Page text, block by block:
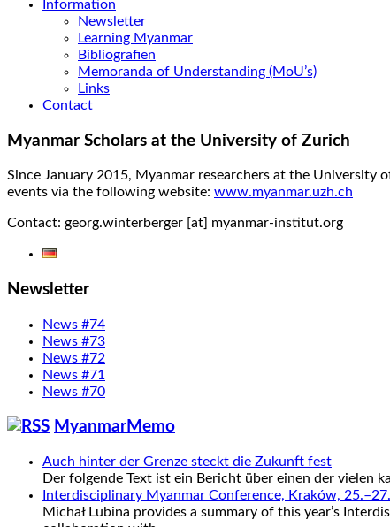
Information
Newsletter
Learning Myanmar
Bibliografien
Memoranda of Understanding (MoU’s)
Links
Contact
Myanmar Scholars at the University of Zurich
Since January 2015, Myanmar researchers at the University
events via the following website: www.myanmar.uzh.ch
Contact: georg.winterberger [at] myanmar-institut.org
Newsletter
News #74
News #73
News #72
News #71
News #70
MyanmarMemo
Auch hinter der Grenze steckt die Zukunft fest
Der folgende Text ist ein Bericht über einen der vielen
Interdisciplinary Myanmar Conference, Kraków,
Michał Lubina provides a summary of this year’s